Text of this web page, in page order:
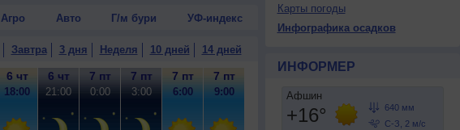
Агро Авто Г/м бури УФ-индекс
Завтра 3 дня Неделя 10 дней 14 дней
6 чт
18:00
6 чт
21:00
7 пт
0:00
7 пт
3:00
7 пт
6:00
7 пт
9:00
Карты погоды
Инфографика осадков
ИНФОРМЕР